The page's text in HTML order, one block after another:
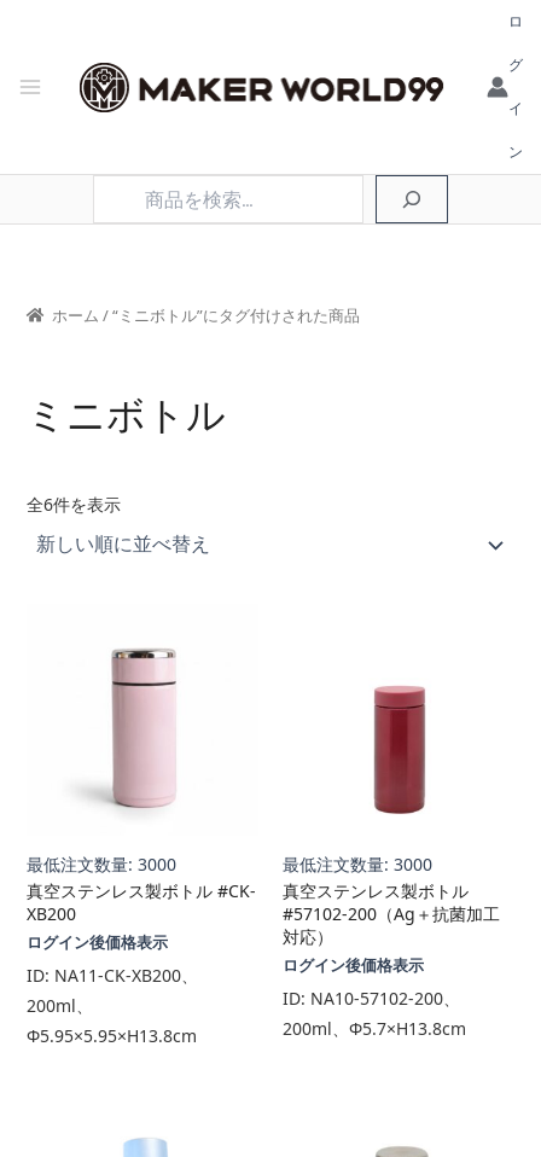
ロ
グ
イ
ン
ホーム / “ミニボトル”にタグ付けされた商品
ミニボトル
全6件を表示新
い
順
最低注文数量: 3000
真空ステンレス製ボトル #CK-
XB200
ログイン後価格表示
ID: NA11-CK-XB200、
200ml、
Φ5.95×5.95×H13.8cm
最低注文数量: 3000
真空ステンレス製ボトル
#57102-200（Ag＋抗菌加工
対応）
ログイン後価格表示
ID: NA10-57102-200、
200ml、Φ5.7×H13.8cm